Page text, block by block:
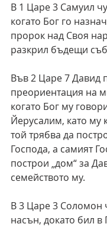
В 1 Царе 3 Самуил
когато Бог го
пророк над Своя
разкрил бъдещи
Във 2 Царе 7 Давид
преориентация на
когато Бог му
Йерусалим, като му
той трябва да
Господа, а самият
построи „дом“ за
семейството му.
В 3 Царе 3 Соломон
насън, докато бил в